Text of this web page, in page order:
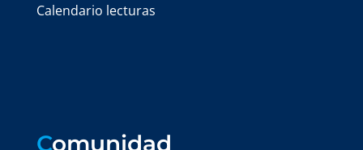
Calendario lecturas
Comunidad